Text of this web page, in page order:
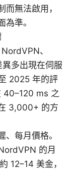
無法啟用，
準。
、
多出現在伺服
2025 年的評
40–120 ms 之
3,000+ 的方
每月價格。
的月
12–14 美金，